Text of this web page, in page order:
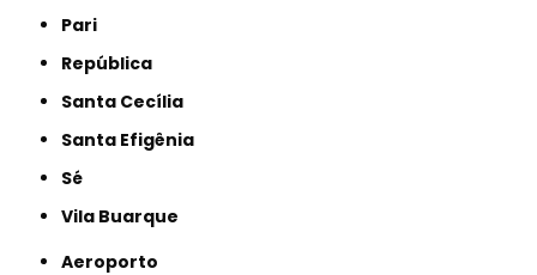
Pari
República
Santa Cecília
Santa Efigênia
Sé
Vila Buarque
Aeroporto